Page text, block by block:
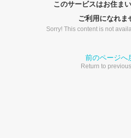
このサービスはお住ま
ご利用になれま
Sorry! This content is not
前のページへ
Return to